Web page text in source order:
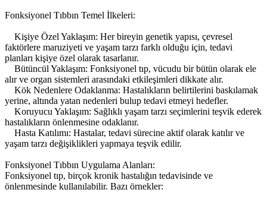
Fonksiyonel Tıbbın Temel İlkeleri:
Kişiye Özel Yaklaşım: Her bireyin genetik yapısı, çevresel
faktörlere maruziyeti ve yaşam tarzı farklı olduğu için, tedavi
planları kişiye özel olarak tasarlanır.
Bütüncül Yaklaşım: Fonksiyonel tıp, vücudu bir bütün olarak ele
alır ve organ sistemleri arasındaki etkileşimleri dikkate alır.
Kök Nedenlere Odaklanma: Hastalıkların belirtilerini baskılamak
yerine, altında yatan nedenleri bulup tedavi etmeyi hedefler.
Koruyucu Yaklaşım: Sağlıklı yaşam tarzı seçimlerini teşvik ederek
hastalıkların önlenmesine odaklanır.
Hasta Katılımı: Hastalar, tedavi sürecine aktif olarak katılır ve
yaşam tarzı değişiklikleri yapmaya teşvik edilir.
Fonksiyonel Tıbbın Uygulama Alanları:
Fonksiyonel tıp, birçok kronik hastalığın tedavisinde ve
önlenmesinde kullanılabilir. Bazı örnekler: